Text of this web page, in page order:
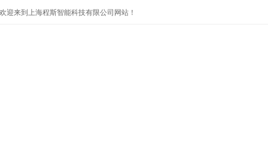
欢迎来到上海程斯智能科技有限公司网站！